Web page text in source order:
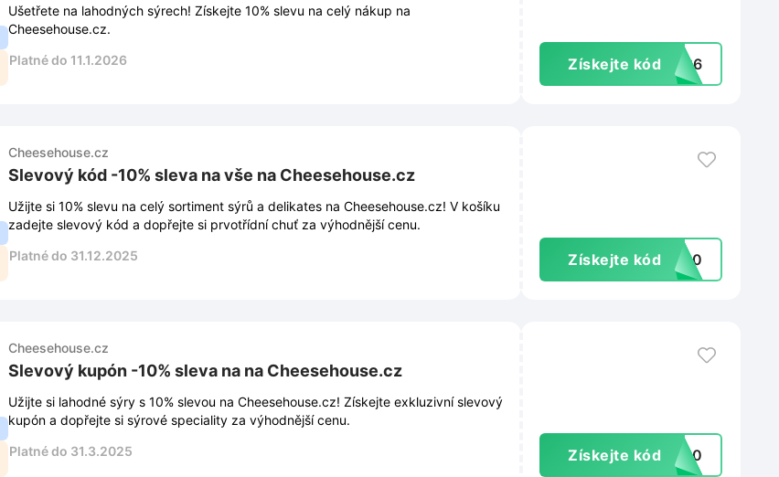
Ušetřete na lahodných sýrech! Získejte 10% slevu na celý nákup na
Cheesehouse.cz.
Platné do 11.1.2026
Získejte kód 2026
Cheesehouse.cz
Slevový kód -10% sleva na vše na Cheesehouse.cz
Užijte si 10% slevu na celý sortiment sýrů a delikates na Cheesehouse.cz! V košíku
zadejte slevový kód a dopřejte si prvotřídní chuť za výhodnější cenu.
Platné do 31.12.2025
Získejte kód ik10
Cheesehouse.cz
Slevový kupón -10% sleva na na Cheesehouse.cz
Užijte si lahodné sýry s 10% slevou na Cheesehouse.cz! Získejte exkluzivní slevový
kupón a dopřejte si sýrové speciality za výhodnější cenu.
Platné do 31.3.2025
Získejte kód RO10